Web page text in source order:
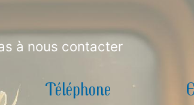
à nous contacter